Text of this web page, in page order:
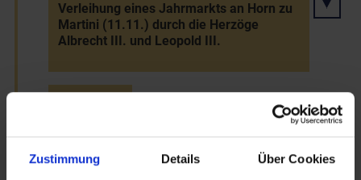
Zustimmung Details Über Cookies
Verleihung eines Jahrmarkts an Horn zu
Martini (11.11.) durch die Herzöge
Albrecht III. und Leopold III.
Vergleich zw. dem Bischof von Passau
und dem Chorherrenstift St. Pölten über
die Besitzrechte der Stadt